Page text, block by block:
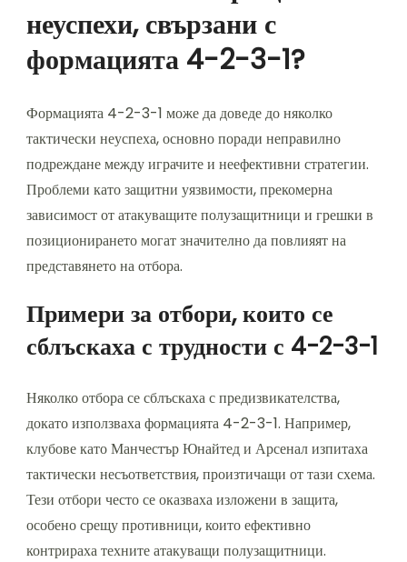
неуспехи, свързани с
формацията 4-2-3-1?
Формацията 4-2-3-1 може да доведе до няколко
тактически неуспеха, основно поради неправилно
подреждане между играчите и неефективни стратегии.
Проблеми като защитни уязвимости, прекомерна
зависимост от атакуващите полузащитници и грешки в
позиционирането могат значително да повлияят на
представянето на отбора.
Примери за отбори, които се
сблъскаха с трудности с 4-2-3-1
Няколко отбора се сблъскаха с предизвикателства,
докато използваха формацията 4-2-3-1. Например,
клубове като Манчестър Юнайтед и Арсенал изпитаха
тактически несъответствия, произтичащи от тази схема.
Тези отбори често се оказваха изложени в защита,
особено срещу противници, които ефективно
контрираха техните атакуващи полузащитници.